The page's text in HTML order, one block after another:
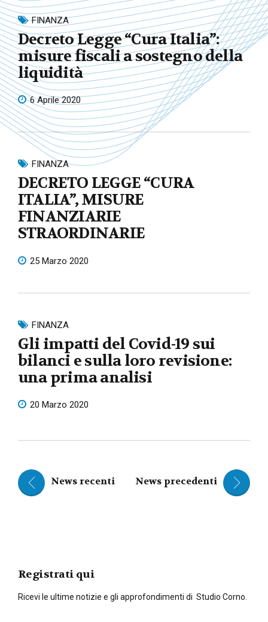
FINANZA
Decreto Legge “Cura Italia”:
misure fiscali a sostegno della
liquidità
6 Aprile 2020
FINANZA
DECRETO LEGGE “CURA
ITALIA”, MISURE
FINANZIARIE
STRAORDINARIE
25 Marzo 2020
FINANZA
Gli impatti del Covid-19 sui
bilanci e sulla loro revisione:
una prima analisi
20 Marzo 2020
News recenti News precedenti
Registrati qui
Ricevi le ultime notizie e gli approfondimenti di Studio Corno.